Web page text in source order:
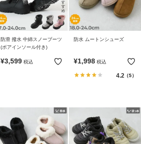
防滑 撥水 中綿スノーブーツ
(ボアインソール付き)
¥3,599 税込
防水 ムートンシューズ
¥1,998 税込
4.2 （5）